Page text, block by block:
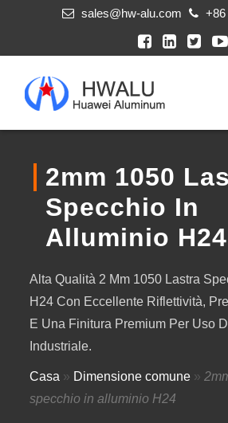
sales@hw-alu.com +86
2mm 1050
Specchio In
Alluminio H24
Alta Qualità 2 Mm 1050 Lastra
H24 Con Eccellente Riflettività,
E Una Finitura Premium Per Uso
Industriale.
Casa » Dimensione comune »
specchio in alluminio H24